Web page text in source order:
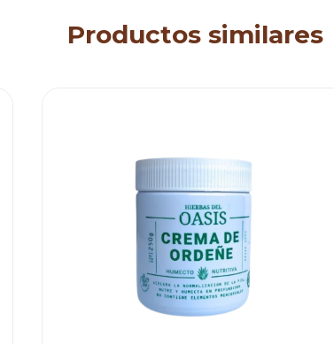
Productos similares